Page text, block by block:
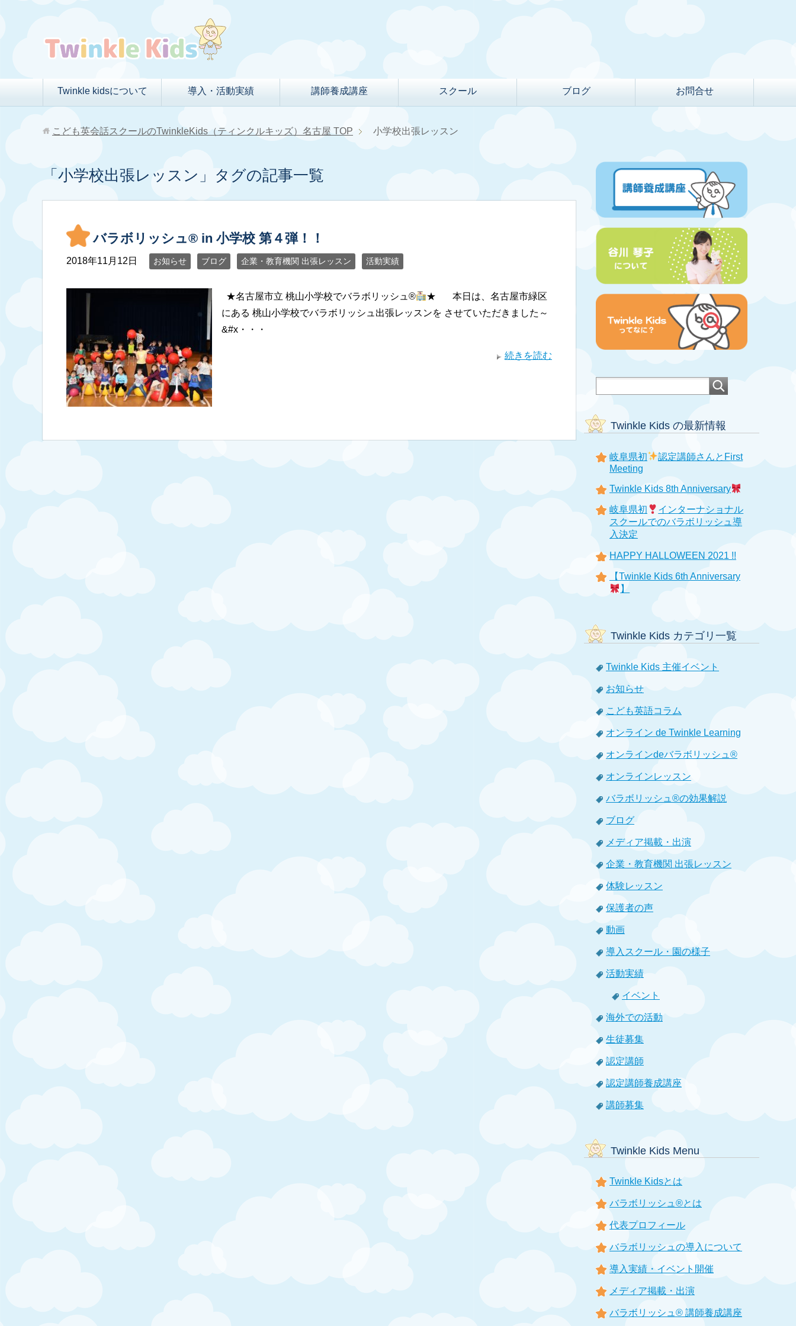
Twinkle kidsについて 導入・活動実績 講師養成講座 スクール ブログ お問合せ
こども英会話スクールのTwinkleKids（ティンクルキッズ）名古屋 TOP 小学校出張レッスン
「小学校出張レッスン」タグの記事一覧
バラボリッシュ®︎ in 小学校 第４弾！！
2018年11月12日 お知らせ ブログ 企業・教育機関 出張レッスン 活動実績
★名古屋市立 桃山小学校でバラボリッシュ®︎
★ 本日は、名古屋市緑区
にある 桃山小学校でバラボリッシュ出張レッスンを させていただきました～
&#x・・・
続きを読む
Twinkle Kids の最新情報
岐阜県初
認定講師さんとFirst
Meeting
Twinkle Kids 8th Anniversary
岐阜県初
インターナショナル
スクールでのバラボリッシュ導
入決定
HAPPY HALLOWEEN 2021 !!
【Twinkle Kids 6th Anniversary
】
Twinkle Kids カテゴリ一覧
Twinkle Kids 主催イベント
お知らせ
こども英語コラム
オンライン de Twinkle Learning
オンラインdeバラボリッシュ®
オンラインレッスン
バラボリッシュ®の効果解説
ブログ
メディア掲載・出演
企業・教育機関 出張レッスン
体験レッスン
保護者の声
動画
導入スクール・園の様子
活動実績
イベント
海外での活動
生徒募集
認定講師
認定講師養成講座
講師募集
Twinkle Kids Menu
Twinkle Kidsとは
バラボリッシュ®とは
代表プロフィール
バラボリッシュの導入について
導入実績・イベント開催
メディア掲載・出演
バラボリッシュ® 講師養成講座